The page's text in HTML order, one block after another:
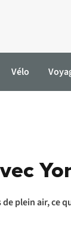
Vélo
plein air, ce